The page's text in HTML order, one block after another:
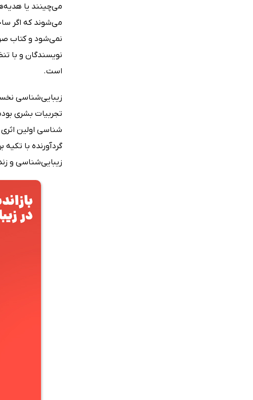
می‌چینند یا
می‌شوند که اگر
است.
زیبایی‌شناسی
تجربیات بشری
شناسی اولین
گردآورنده با
زیبایی‌شناسی و